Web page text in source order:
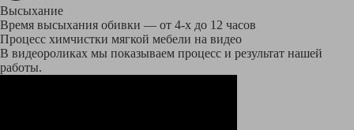
Высыхание
Время высыхания обивки — от 4-х до 12 часов
Процесс химчистки мягкой мебели на видео
В видеороликах мы показываем процесс и результат нашей
работы.